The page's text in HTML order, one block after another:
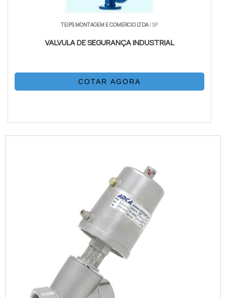
TEIPS MONTAGEM E COMERCIO LTDA/ SP
VALVULA DE SEGURANÇA INDUSTRIAL
COTAR AGORA